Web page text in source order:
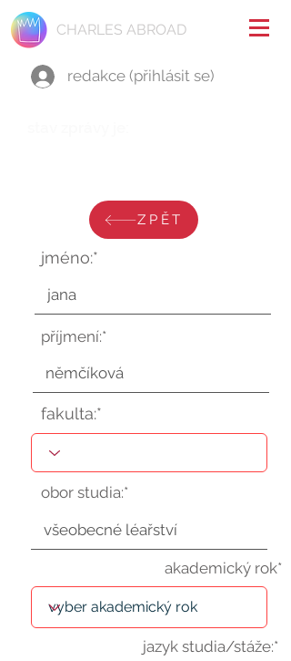
CHARLES ABROAD
redakce (přihlásit se)
ZPĚT
jméno:*
příjmení:*
fakulta:*
obor studia:*
akademický rok*
jazyk studia/stáže:*